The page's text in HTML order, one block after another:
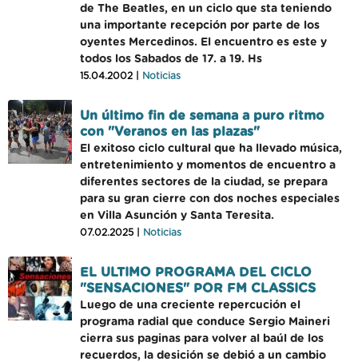
de The Beatles, en un ciclo que sta teniendo
una importante recepción por parte de los
oyentes Mercedinos. El encuentro es este y
todos los Sabados de 17. a 19. Hs
15.04.2002 | Noticias
Un último fin de semana a puro ritmo
con "Veranos en las plazas"
El exitoso ciclo cultural que ha llevado música,
entretenimiento y momentos de encuentro a
diferentes sectores de la ciudad, se prepara
para su gran cierre con dos noches especiales
en Villa Asunción y Santa Teresita.
07.02.2025 | Noticias
EL ULTIMO PROGRAMA DEL CICLO
"SENSACIONES" POR FM CLASSICS
Luego de una creciente repercución el
programa radial que conduce Sergio Maineri
cierra sus paginas para volver al baúl de los
recuerdos, la desición se debió a un cambio